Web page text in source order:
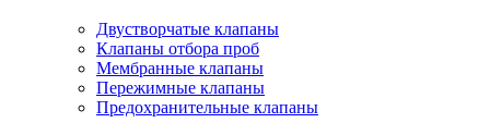
Двустворчатые клапаны
Клапаны отбора проб
Мембранные клапаны
Пережимные клапаны
Предохранительные клапаны